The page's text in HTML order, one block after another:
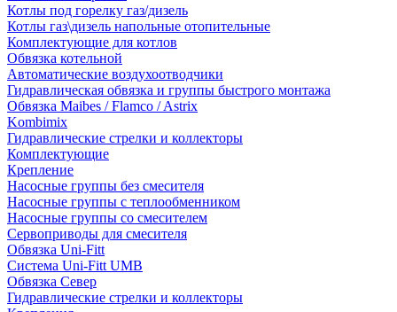
Котлы под горелку газ/дизель
Котлы газ\дизель напольные отопительные
Комплектующие для котлов
Обвязка котельной
Автоматические воздухоотводчики
Гидравлическая обвязка и группы быстрого монтажа
Обвязка Maibes / Flamco / Astrix
Kombimix
Гидравлические стрелки и коллекторы
Комплектующие
Крепление
Насосные группы без смесителя
Насосные группы с теплообменником
Насосные группы со смесителем
Сервоприводы для смесителя
Обвязка Uni-Fitt
Система Uni-Fitt UMB
Обвязка Север
Гидравлические стрелки и коллекторы